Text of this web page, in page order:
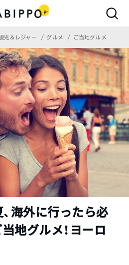
光＆レジャー グルメ ご当地グルメ
、海外に行ったら必
地グルメ！ヨーロ